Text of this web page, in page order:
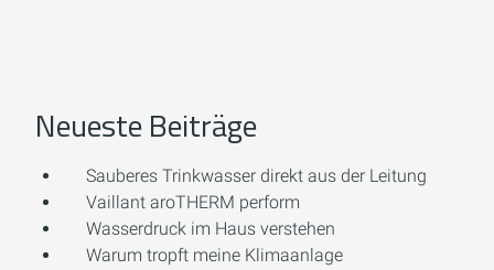
Neueste Beiträge
Sauberes Trinkwasser direkt aus der Leitung
Vaillant aroTHERM perform
Wasserdruck im Haus verstehen
Warum tropft meine Klimaanlage